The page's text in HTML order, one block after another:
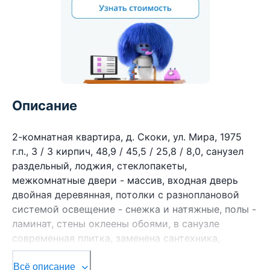
Описание
2-комнатная квартира, д. Скоки, ул. Мира, 1975
г.п., 3 / 3 кирпич, 48,9 / 45,5 / 25,8 / 8,0, санузел
раздельный, лоджия, стеклопакеты,
межкомнатные двери - массив, входная дверь
двойная деревянная, потолки с разноплановой
системой освещение - снежка и натяжные, полы -
ламинат, стены оклеены обоями, в санузле
современная плитка, заменена сантехника,
заменен полотенцесушитель, душевая кабина,
газовая колонка в кухне. Кухонный гарнитур,
Всё описание